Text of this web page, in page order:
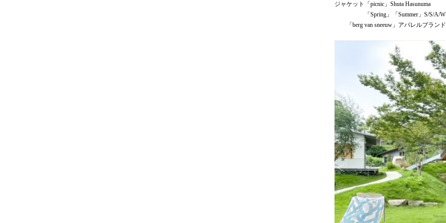
ジャケット「picnic」Shuta Hasunuma
「Spring」「Summer」S/S/A/W
「berg van sneeuw」アパレルブランド